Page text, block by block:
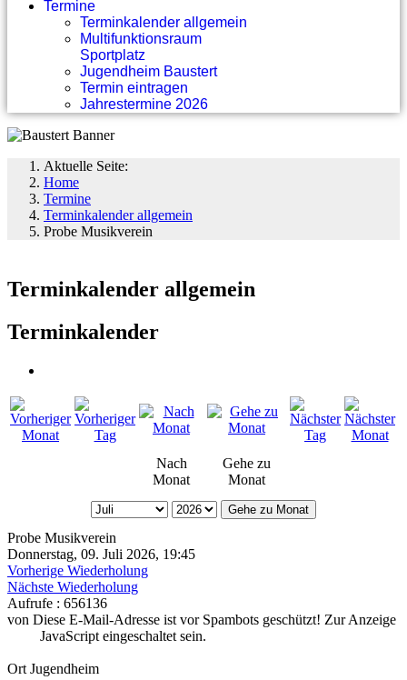
Termine
Terminkalender allgemein
Multifunktionsraum
Sportplatz
Jugendheim Baustert
Termin eintragen
Jahrestermine 2026
Aktuelle Seite:
Home
Termine
Terminkalender allgemein
Probe Musikverein
Terminkalender allgemein
Terminkalender
Nach
Monat
Gehe zu
Monat
Gehe zu Monat
Probe Musikverein
Donnerstag, 09. Juli 2026, 19:45
Vorherige Wiederholung
Nächste Wiederholung
Aufrufe : 656136
von Diese E-Mail-Adresse ist vor Spambots geschützt! Zur Anzeige
muss JavaScript eingeschaltet sein.
Ort Jugendheim